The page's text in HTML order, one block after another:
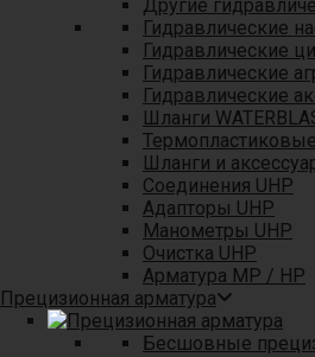
Другие
Гидравлические
Гидравлические
Гидравлические
Гидравлические
Шланги
Шланги и
Соединения UHP
Адапторы UHP
Манометры UHP
Очистка UHP
Арматура MP / HP
Прецизионная арматура
Бесшовные